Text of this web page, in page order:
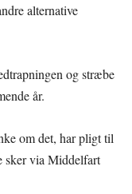
alternative
og stræbe
år.
om det, har pligt til
sker via Middelfart